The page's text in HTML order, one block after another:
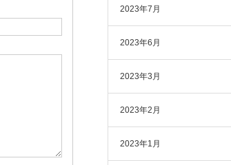
2023年7月
2023年6月
2023年3月
2023年2月
2023年1月